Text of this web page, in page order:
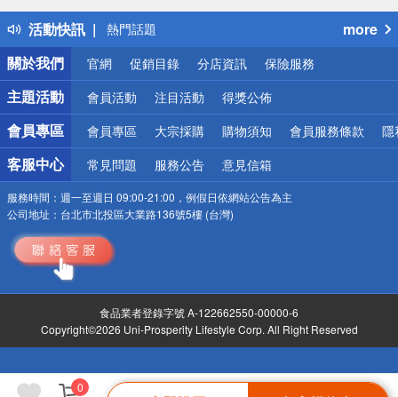
0
活動快訊
得獎公告
熱門話題
銀行優惠
偏遠地區配送
詐騙網頁！請小心！
more
關於我們
官網 促銷目錄 分店資訊 保險服務
主題活動 會員活動 注目活動 得獎公佈
會員專區 會員專區 大宗採購 購物須知 會員服務條款 隱
客服中心 常見問題 服務公告 意見信箱
服務時間： 週一至週日 09:00-21:00，例假日依網站公告為主
公司地址： 台北市北投區大業路136號5樓 (台灣)
食品業者登錄字號 A-122662550-00000-6
Copyright©2026 Uni-Prosperity Lifestyle Corp. All Right Reserved